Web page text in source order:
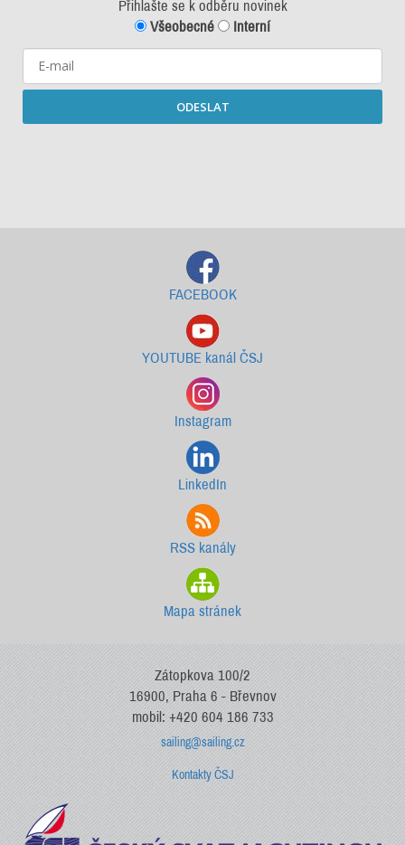
Přihlašte se k odběru novinek
Všeobecné
Interní
ODESLAT
FACEBOOK
YOUTUBE kanál ČSJ
Instagram
LinkedIn
RSS kanály
Mapa stránek
Zátopkova 100/2
16900, Praha 6 - Břevnov
mobil: +420 604 186 733
sailing@sailing.cz
Kontakty ČSJ